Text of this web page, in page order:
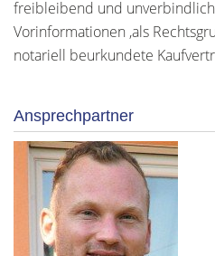
freibleibend und
Vorinformationen ,als
notariell beurkundete
Ansprechpartner